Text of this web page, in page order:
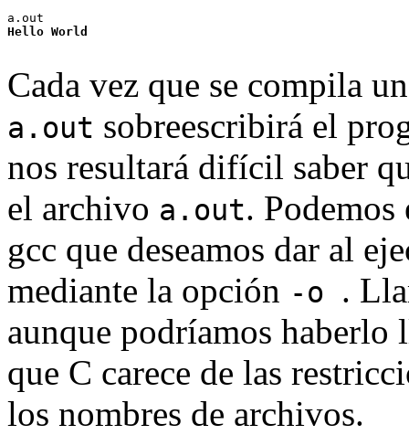
Hello World
Cada vez que se compila
a.out sobreescribirá el
nos resultará difícil saber
el archivo a.out.
gcc que deseamos dar al
mediante la opción -o .
aunque podríamos haberlo
que C carece de las
los nombres de archivos.